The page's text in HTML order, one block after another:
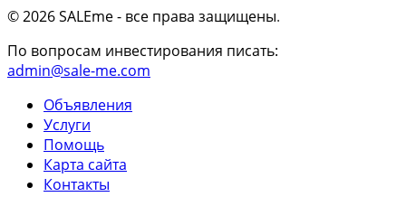
© 2026 SALEme - все права защищены.
По вопросам инвестирования писать:
admin@sale-me.com
Объявления
Услуги
Помощь
Карта сайта
Контакты